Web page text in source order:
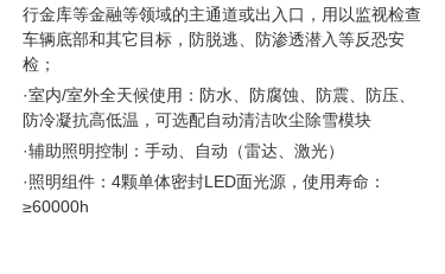
行金库等金融等领域的主通道或出入口，用以监视检查
车辆底部和其它目标，防脱逃、防渗透潜入等反恐安
检；
·室内/室外全天候使用：防水、防腐蚀、防震、防压、
防冷凝抗高低温，可选配自动清洁吹尘除雪模块
·辅助照明控制：手动、自动（雷达、激光）
·照明组件：4颗单体密封LED面光源，使用寿命：
≥60000h